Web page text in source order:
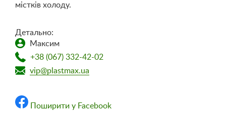
містків холоду.
Детально:
Максим
+38 (067) 332-42-02
vip@plastmax.ua
Поширити у Facebook